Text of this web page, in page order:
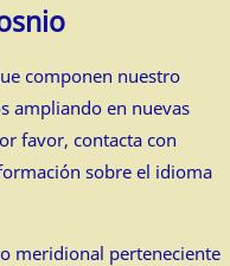
componen nuestro
ampliando en nuevas
favor, contacta con
sobre el idioma
meridional perteneciente